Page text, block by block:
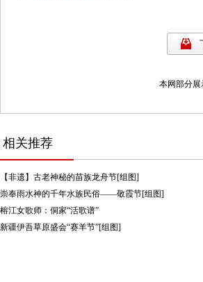
本网部分
相关推荐
【非遗】古老神秘的苗族龙舟节[组图]
崇奉雨水神的千年水族民俗——敬霞节[组图]
榕江女歌师：侗家“活歌谱”
新疆伊吾草原盛会“赛羊节”[组图]